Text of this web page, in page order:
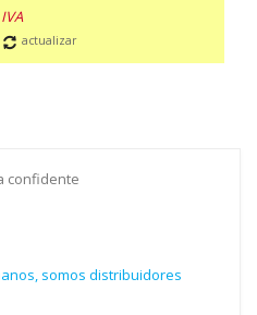
actualizar
confidente
somos distribuidores